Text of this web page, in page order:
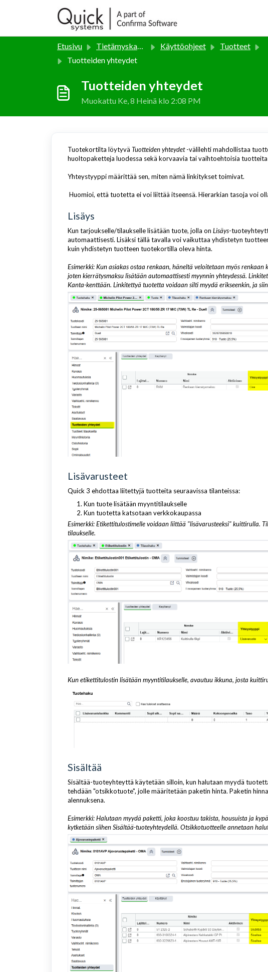
Etusivu Tietämyskanta Käyttöohjeet Tuotteet
Tuotteiden yhteydet
Tuotteiden yhteydet
Muokattu Ke, 8 Heinä klo 2:08 PM
Tuotekortilta löytyvä Tuotteiden yhteydet-välilehti mahdollistaa
huoltopaketteja luodessa sekä korvaavia tai vaihtoehtoisia
Yhteystyyppi määrittää sen, miten nämä linkitykset toimivat.
Huomioi, että tuotetta ei voi liittää itseensä. Hierarkian tasoja voi
Lisäys
Kun tarjoukselle/tilaukselle lisätään tuote, jolla on Lisäys-
automaattisesti. Lisäksi tällä tavalla voi vaikuttaa yhdistetyn
kuin yhdistetyn tuotteen tuotekortilla oleva hinta.
Esimerkki: Kun asiakas ostaa renkaan, häneltä veloitetaan myös
joten kierrätysmaksu lisätään automaattisesti myynnin yhteydessä.
Kanta-kenttään. Linkitettyä tuotetta voidaan silti myydä erikseenkin, ja
Lisävarusteet
Quick 3 ehdottaa liitettyjä tuotteita seuraavissa tilanteissa:
Kun tuote lisätään myyntitilaukselle
Kun tuotetta katsotaan verkkokaupassa
Esimerkki: Etikettitulostimelle voidaan liittää "lisävarusteeksi" kuittirulla.
tilaukselle.
Kun etikettitulostin lisätään myyntitilaukselle, avautuu ikkuna, josta
Sisältää
Sisältää-tuoteyhteyttä käytetään silloin, kun halutaan myydä
tehdään "otsikkotuote", jolle määritetään paketin hinta. Paketin
alennuksena.
Esimerkki: Halutaan myydä paketti, joka koostuu takista, housuista ja
kytketään siihen Sisältää-tuoteyhteydellä. Otsikkotuotteelle annetaan